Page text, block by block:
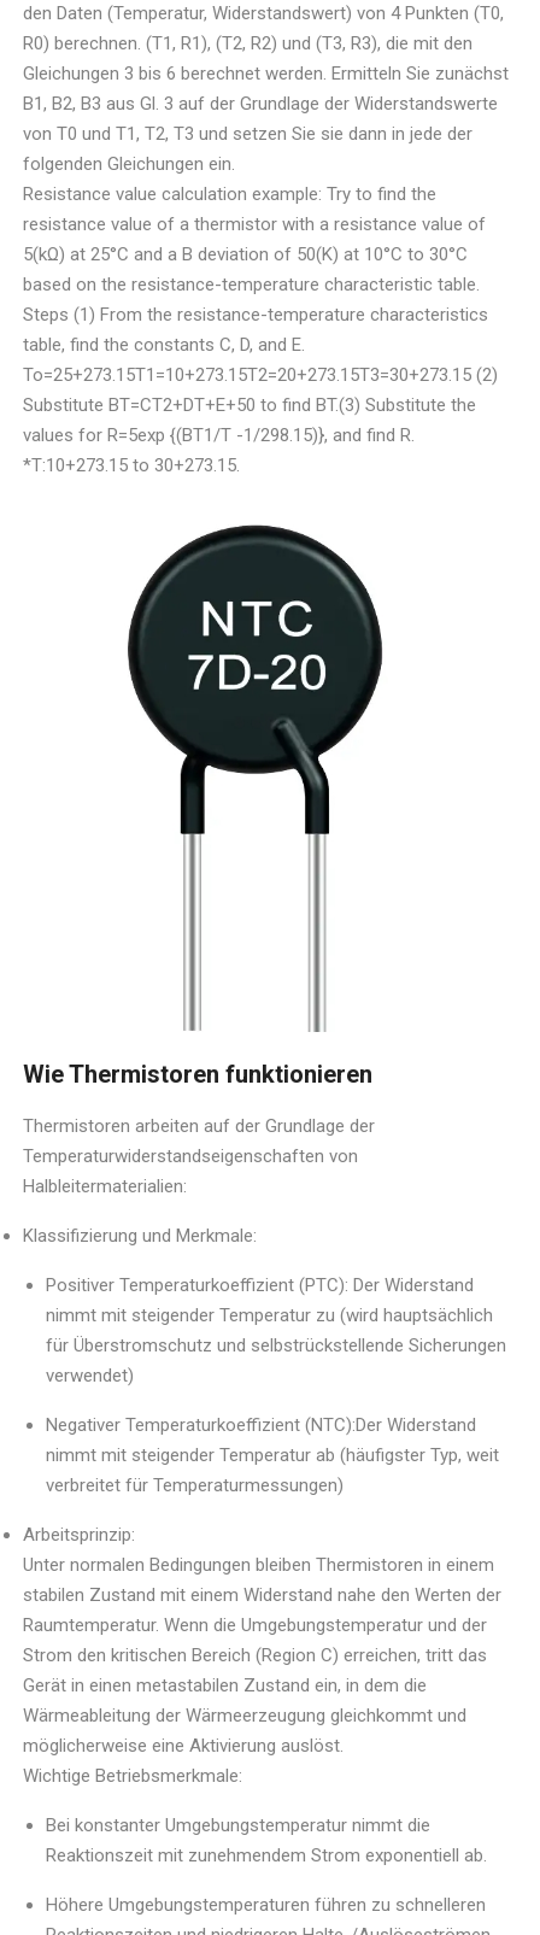
den Daten (Temperatur, Widerstandswert) von 4 Punkten (T0,
R0) berechnen. (T1, R1), (T2, R2) und (T3, R3), die mit den
Gleichungen 3 bis 6 berechnet werden. Ermitteln Sie zunächst
B1, B2, B3 aus Gl. 3 auf der Grundlage der Widerstandswerte
von T0 und T1, T2, T3 und setzen Sie sie dann in jede der
folgenden Gleichungen ein.
Resistance value calculation example: Try to find the
resistance value of a thermistor with a resistance value of
5(kΩ) at 25°C and a B deviation of 50(K) at 10°C to 30°C
based on the resistance-temperature characteristic table.
Steps (1) From the resistance-temperature characteristics
table, find the constants C, D, and E.
To=25+273.15T1=10+273.15T2=20+273.15T3=30+273.15 (2)
Substitute BT=CT2+DT+E+50 to find BT.(3) Substitute the
values for R=5exp {(BT1/T -1/298.15)}, and find R.
*T:10+273.15 to 30+273.15.
Wie Thermistoren funktionieren
Thermistoren arbeiten auf der Grundlage der
Temperaturwiderstandseigenschaften von
Halbleitermaterialien:
Klassifizierung und Merkmale:
Positiver Temperaturkoeffizient (PTC): Der Widerstand
nimmt mit steigender Temperatur zu (wird hauptsächlich
für Überstromschutz und selbstrückstellende Sicherungen
verwendet)
Negativer Temperaturkoeffizient (NTC):Der Widerstand
nimmt mit steigender Temperatur ab (häufigster Typ, weit
verbreitet für Temperaturmessungen)
Arbeitsprinzip:
Unter normalen Bedingungen bleiben Thermistoren in einem
stabilen Zustand mit einem Widerstand nahe den Werten der
Raumtemperatur. Wenn die Umgebungstemperatur und der
Strom den kritischen Bereich (Region C) erreichen, tritt das
Gerät in einen metastabilen Zustand ein, in dem die
Wärmeableitung der Wärmeerzeugung gleichkommt und
möglicherweise eine Aktivierung auslöst.
Wichtige Betriebsmerkmale:
Bei konstanter Umgebungstemperatur nimmt die
Reaktionszeit mit zunehmendem Strom exponentiell ab.
Höhere Umgebungstemperaturen führen zu schnelleren